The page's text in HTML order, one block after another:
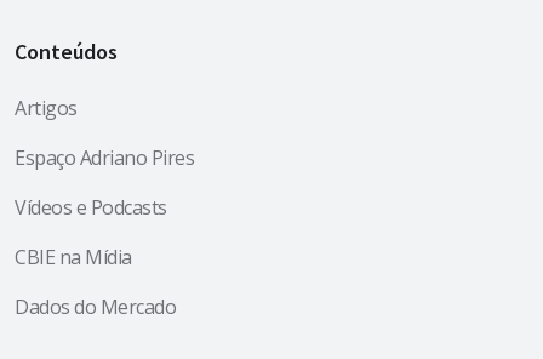
Conteúdos
Artigos
Espaço Adriano Pires
Vídeos e Podcasts
CBIE na Mídia
Dados do Mercado